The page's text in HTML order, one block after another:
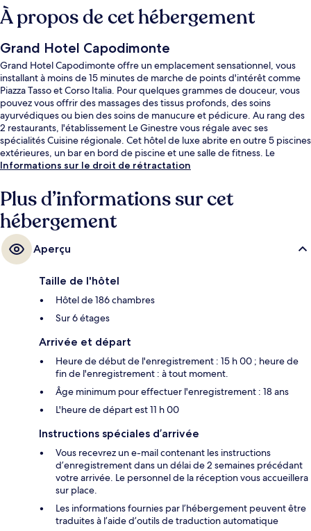
À propos de cet hébergement
Grand Hotel Capodimonte
Grand Hotel Capodimonte offre un emplacement sensationnel, vous
installant à moins de 15 minutes de marche de points d'intérêt comme
Piazza Tasso et Corso Italia. Pour quelques grammes de douceur, vous
pouvez vous offrir des massages des tissus profonds, des soins
ayurvédiques ou bien des soins de manucure et pédicure. Au rang des
2 restaurants, l'établissement Le Ginestre vous régale avec ses
spécialités Cuisine régionale. Cet hôtel de luxe abrite en outre 5 piscines
extérieures, un bar en bord de piscine et une salle de fitness. Le
personnel attentionné et la présentation générale remportent un franc
Informations sur le droit de rétractation
Plus d’informations sur cet
hébergement
Aperçu
Taille de l'hôtel
Hôtel de 186 chambres
Sur 6 étages
Arrivée et départ
Heure de début de l'enregistrement : 15 h 00 ; heure de
fin de l'enregistrement : à tout moment.
Âge minimum pour effectuer l'enregistrement : 18 ans
L'heure de départ est 11 h 00
Instructions spéciales d’arrivée
Vous recevrez un e-mail contenant les instructions
d’enregistrement dans un délai de 2 semaines précédant
votre arrivée. Le personnel de la réception vous accueillera
sur place.
Les informations fournies par l’hébergement peuvent être
traduites à l’aide d’outils de traduction automatique